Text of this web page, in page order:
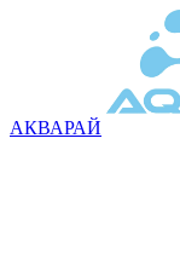
АКВАРАЙ